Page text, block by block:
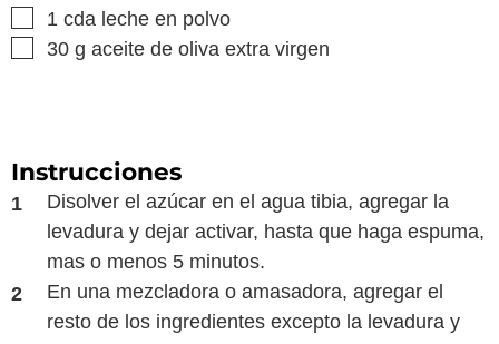
▢
1 cda leche en polvo
▢
30 g aceite de oliva extra virgen
Instrucciones
Disolver el azúcar en el agua tibia, agregar la
levadura y dejar activar, hasta que haga espuma,
mas o menos 5 minutos.
En una mezcladora o amasadora, agregar el
resto de los ingredientes excepto la levadura y